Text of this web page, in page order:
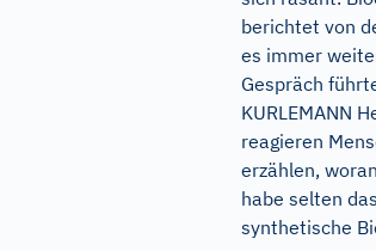
berichtet von
es immer
Gespräch
KURLEMANN
reagieren
erzählen,
habe selten
synthetische